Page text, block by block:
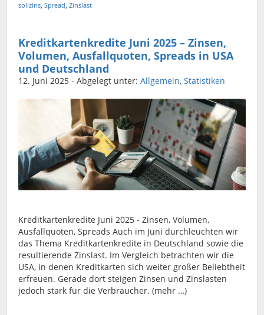
sollzins, Spread, Zinslast
Kreditkartenkredite Juni 2025 – Zinsen,
Volumen, Ausfallquoten, Spreads in USA
und Deutschland
12. Juni 2025 - Abgelegt unter: Allgemein, Statistiken
Kreditkartenkredite Juni 2025 - Zinsen, Volumen,
Ausfallquoten, Spreads Auch im Juni durchleuchten wir
das Thema Kreditkartenkredite in Deutschland sowie die
resultierende Zinslast. Im Vergleich betrachten wir die
USA, in denen Kreditkarten sich weiter großer Beliebtheit
erfreuen. Gerade dort steigen Zinsen und Zinslasten
jedoch stark für die Verbraucher. (mehr …)